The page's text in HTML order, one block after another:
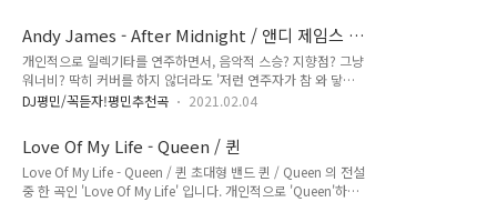
'Episode'의 연주곡으로 포함된 Stratosphere는 스피디한 메..
떨리고, 긴장된 순간이지만 인생에서 매우 새로웠던 순간 중 하
나다. 합주곡 2곡이 있는 처음 시작하는 밴드에게 필자는 큰 욕
심을 부렸다. 무려 렌탈 합주실을 3시간이나 빌렸다. 3시간 동안
2곡을 가지고 죽어라 합주하는 건... 음... 참 괴로운 일이다. 그
두곡 중 한 곡이 이 곡이다. Gone Away 는 직선적이고 아주 단
지 않는다. 가슴으로 직진! 그..
Andy James - After Midnight / 앤디 제임스 -
애프터 미드나잇
개인적으로 일렉기타를 연주하면서, 음악적 스승? 지향점? 그냥
워너비? 딱히 커버를 하지 않더라도 '저런 연주자가 참 와 닿는
다.' 하는 특정 연주자 한 명을 항상 마음에 품고 있었다. 많은 연
하며 영향받고 있다. 앤디 제임스를 알게 된 건 사실 생각보다 최
근 일이다. 이전부터 존재는 알고 있었지만, 찾아듣거나 하진 않
았다. 그러던 중, 이 곡이 귀에 들어오면서 그의 음악을 다시 찾
아 듣게 되었다. Andy James - After Midnight 세련된 선율이
DJ평민/꼭듣자!평민추천곡 2021.02.04
Love Of My Life - Queen / 퀸
Love Of My Life - Queen / 퀸 초대형 밴드 퀸 / Queen 의 전설
중 한 곡인 'Love Of My Life' 입니다. 개인적으로 'Queen'하면